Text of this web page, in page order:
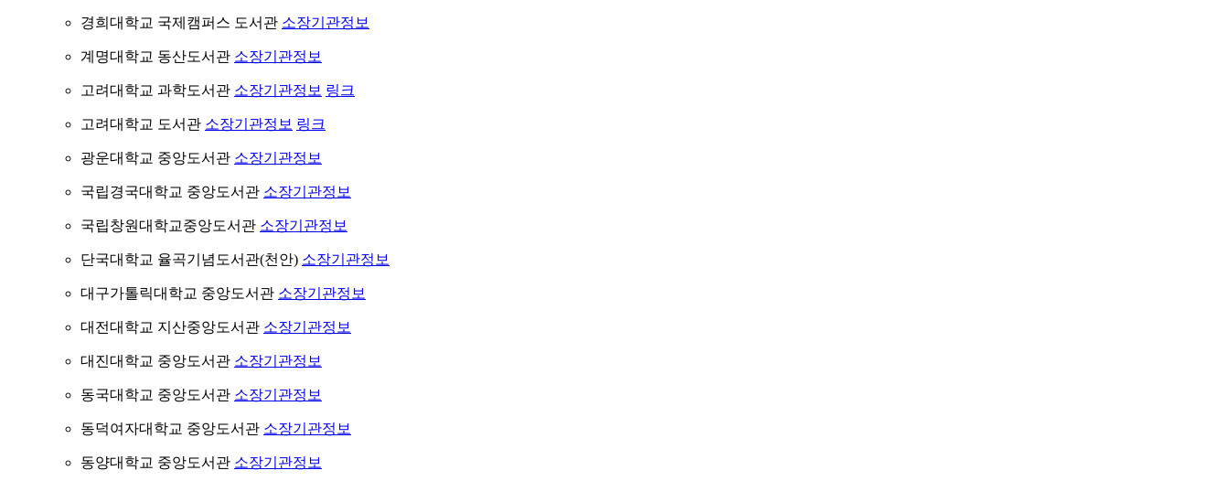
경희대학교 국제캠퍼스 도서관 소장기관정보
계명대학교 동산도서관 소장기관정보
고려대학교 과학도서관 소장기관정보 링크
고려대학교 도서관 소장기관정보 링크
광운대학교 중앙도서관 소장기관정보
국립경국대학교 중앙도서관 소장기관정보
국립창원대학교중앙도서관 소장기관정보
단국대학교 율곡기념도서관(천안) 소장기관정보
대구가톨릭대학교 중앙도서관 소장기관정보
대전대학교 지산중앙도서관 소장기관정보
대진대학교 중앙도서관 소장기관정보
동국대학교 중앙도서관 소장기관정보
동덕여자대학교 중앙도서관 소장기관정보
동양대학교 중앙도서관 소장기관정보